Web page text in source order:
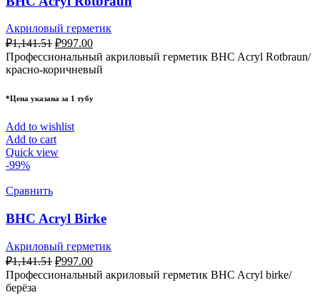
Акриловый герметик
₽1,141.51 ₽997.00
Профессиональный акриловый герметик BHC Acryl Rotbraun/
красно-коричневый
*Цена указана за 1 тубу
Add to wishlist
Add to cart
Quick view
-99%
Сравнить
BHC Acryl Birke
Акриловый герметик
₽1,141.51 ₽997.00
Профессиональный акриловый герметик BHC Acryl birke/
берёза